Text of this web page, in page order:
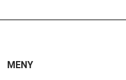
MENY